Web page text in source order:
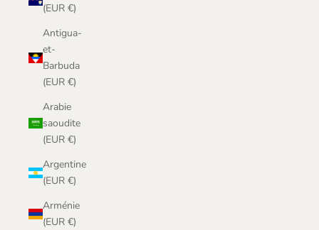
(EUR €)
Antigua-
et-
Barbuda
(EUR €)
Arabie
saoudite
(EUR €)
Argentine
(EUR €)
Arménie
(EUR €)